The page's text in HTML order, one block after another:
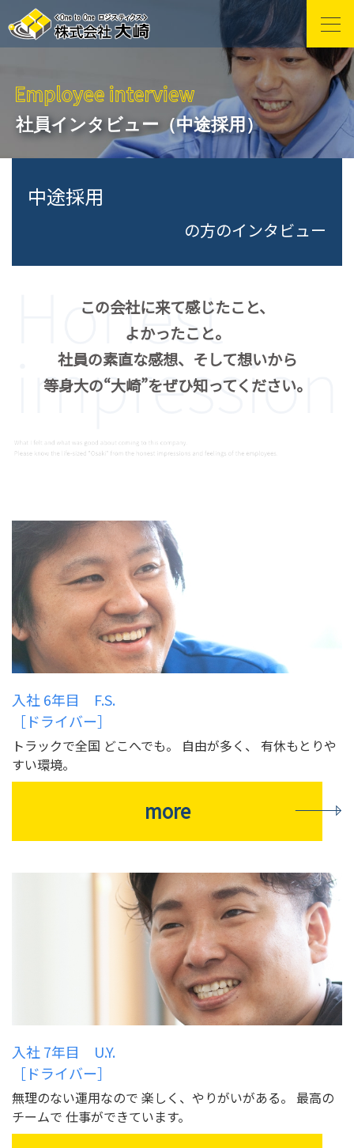
社員インタビュー（中途採用）
中途採用
の方のインタビュー
この会社に来て感じたこと、
よかったこと。
社員の素直な感想、そして想いから
等身大の“大崎”をぜひ知ってください。
入社 6年目 F.S.
［ドライバー］
トラックで全国 どこへでも。 自由が多く、 有休もとりや
すい環境。
more
入社 7年目 U.Y.
［ドライバー］
無理のない運用なので 楽しく、やりがいがある。 最高の
チームで 仕事ができています。